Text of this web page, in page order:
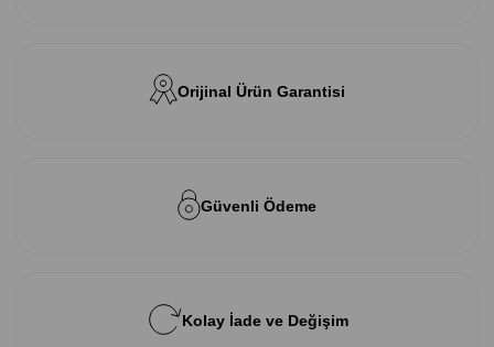
Orijinal Ürün Garantisi
Güvenli Ödeme
Kolay İade ve Değişim